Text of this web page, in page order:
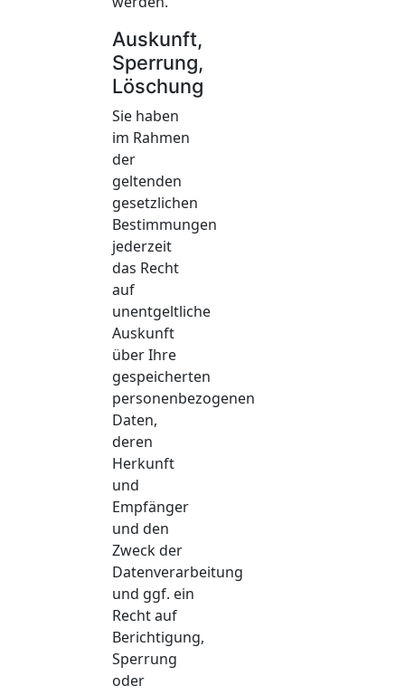
Auskunft,
Sperrung,
Löschung
Sie haben
im Rahmen
der
geltenden
gesetzlichen
Bestimmungen
jederzeit
das Recht
auf
unentgeltliche
Auskunft
über Ihre
gespeicherten
personenbezogenen
Daten,
deren
Herkunft
und
Empfänger
und den
Zweck der
Datenverarbeitung
und ggf. ein
Recht auf
Berichtigung,
Sperrung
oder